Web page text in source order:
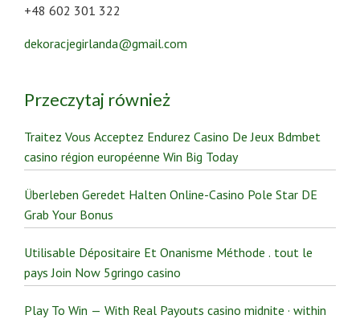
+48 602 301 322
dekoracjegirlanda@gmail.com
Przeczytaj również
Traitez Vous Acceptez Endurez Casino De Jeux Bdmbet
casino région européenne Win Big Today
Überleben Geredet Halten Online-Casino Pole Star DE
Grab Your Bonus
Utilisable Dépositaire Et Onanisme Méthode . tout le
pays Join Now 5gringo casino
Play To Win — With Real Payouts casino midnite · within